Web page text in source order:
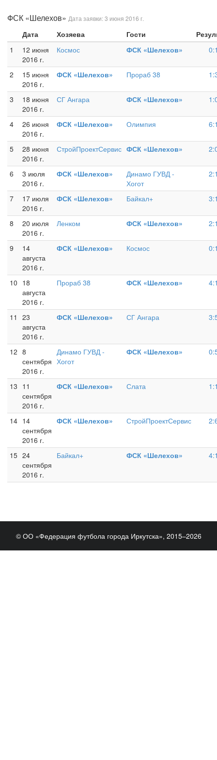
ФСК «Шелехов» Дата заявки: 3 июня 2016 г.
Дата Хозяева Гости
1
12 июня
2016 г.
Космос ФСК «Шелехов»
2
15 июня
2016 г.
ФСК «Шелехов» Прораб 38
3
18 июня
2016 г.
СГ Ангара ФСК «Шелехов»
4
26 июня
2016 г.
ФСК «Шелехов» Олимпия
5
28 июня
2016 г.
СтройПроектСервис ФСК «Шелехов»
6
3 июля
2016 г.
ФСК «Шелехов»
Динамо ГУВД -
Хогот
7
17 июля
2016 г.
ФСК «Шелехов» Байкал+
8
20 июля
2016 г.
Ленком ФСК «Шелехов»
9
14
августа
2016 г.
ФСК «Шелехов» Космос
10 18
августа
2016 г.
Прораб 38 ФСК «Шелехов»
11
23
августа
2016 г.
ФСК «Шелехов» СГ Ангара
12 8
сентября
2016 г.
Динамо ГУВД -
Хогот
ФСК «Шелехов»
13 11
сентября
2016 г.
ФСК «Шелехов» Слата
14 14
сентября
2016 г.
ФСК «Шелехов» СтройПроектСервис
15 24
сентября
2016 г.
Байкал+ ФСК «Шелехов»
© ОО «Федерация футбола города Иркутска», 2015–2026